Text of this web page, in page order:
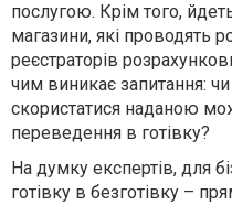
послугою. Крім того,
магазини, які проводять
реєстраторів
чим виникає запитання:
скористатися наданою
переведення в готівку?
На думку експертів, для
готівку в безготівку –